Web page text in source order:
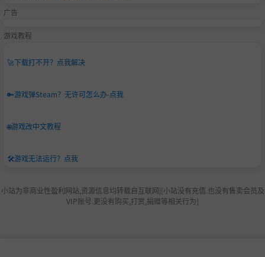
广告
游戏教程
🚀下载打不开？点我解决
🔑游戏弹Steam？无许可怎么办-点我
🌐游戏改中文教程
🛠️游戏无法运行？点我
小站为非商业性盈利网站,资源信息均转载自互联网|[小站没有充值.也没有售卖会员及
VIP账号.更没有购买,打赏,捐赠等相关行为]